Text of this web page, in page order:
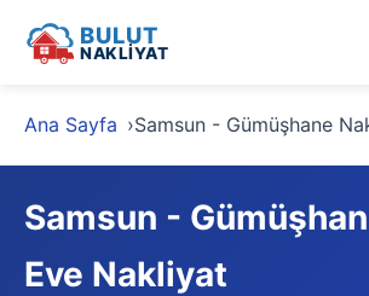
BULUT
NAKLİYAT
Ana Sayfa Samsun - Gümüşhane
Samsun -
Eve Nakliyat